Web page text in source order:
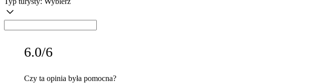
6.0/6
Czy ta opinia była pomocna?